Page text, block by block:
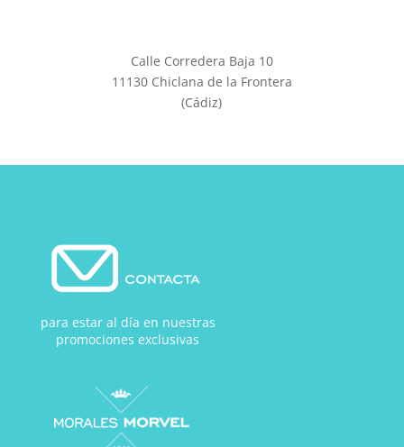
Calle Corredera Baja 10
11130 Chiclana de la Frontera
(Cádiz)
para estar al día en nuestras
promociones exclusivas